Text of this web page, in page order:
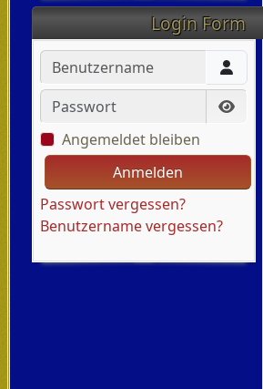
Login Form
Benutzername
Passwort
Angemeldet bleiben
Anmelden
Passwort vergessen?
Benutzername vergessen?